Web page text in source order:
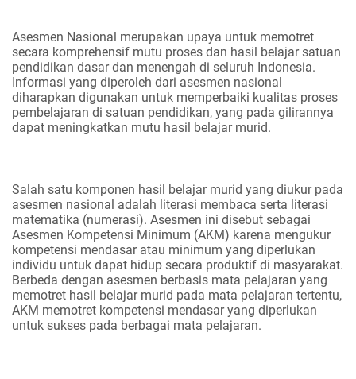
Asesmen Nasional merupakan upaya untuk memotret
secara komprehensif mutu proses dan hasil belajar satuan
pendidikan dasar dan menengah di seluruh Indonesia.
Informasi yang diperoleh dari asesmen nasional
diharapkan digunakan untuk memperbaiki kualitas proses
pembelajaran di satuan pendidikan, yang pada gilirannya
dapat meningkatkan mutu hasil belajar murid.
Salah satu komponen hasil belajar murid yang diukur pada
asesmen nasional adalah literasi membaca serta literasi
matematika (numerasi). Asesmen ini disebut sebagai
Asesmen Kompetensi Minimum (AKM) karena mengukur
kompetensi mendasar atau minimum yang diperlukan
individu untuk dapat hidup secara produktif di masyarakat.
Berbeda dengan asesmen berbasis mata pelajaran yang
memotret hasil belajar murid pada mata pelajaran tertentu,
AKM memotret kompetensi mendasar yang diperlukan
untuk sukses pada berbagai mata pelajaran.